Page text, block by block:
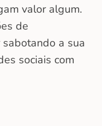
valor algum.
de
a sua
sociais com